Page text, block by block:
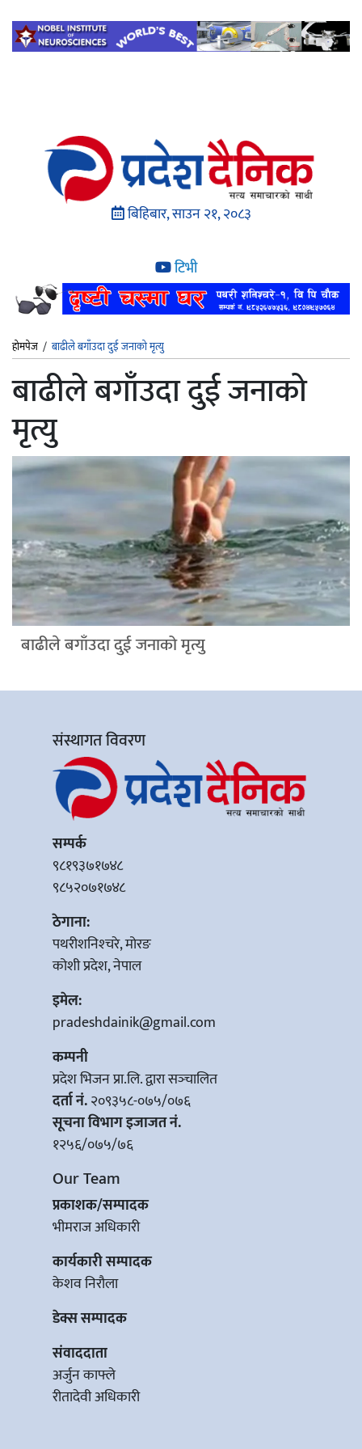
बिहिबार, साउन २१, २०८३
टिभी
होमपेज /बाढीले बगाँउदा दुई जनाको मृत्यु
बाढीले बगाँउदा दुई जनाको
मृत्यु
बाढीले बगाँउदा दुई जनाको मृत्यु
संस्थागत विवरण
सम्पर्क
९८१९३७१७४८
९८५२०७१७४८
ठेगाना:
पथरीशनिश्‍चरे, मोरङ
कोशी प्रदेश, नेपाल
इमेल:
pradeshdainik@gmail.com
कम्पनी
प्रदेश भिजन प्रा.लि. द्वारा सञ्‍चालित
दर्ता नं.२०९३५८-०७५/०७६
सूचना विभाग इजाजत नं.
१२५६/०७५/७६
Our Team
प्रकाशक/सम्पादक
भीमराज अधिकारी
कार्यकारी सम्पादक
केशव निरौला
डेक्स सम्पादक
संवाददाता
अर्जुन काफ्ले
रीतादेवी अधिकारी